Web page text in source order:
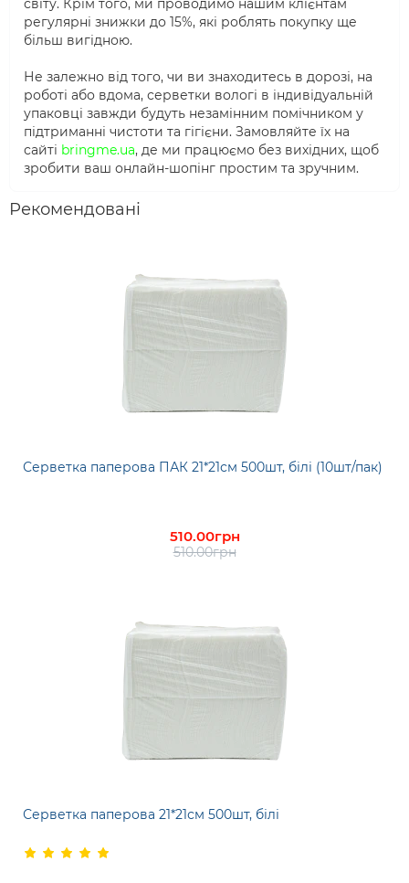
світу. Крім того, ми проводимо нашим клієнтам
регулярні знижки до 15%, які роблять покупку ще
більш вигідною.
Не залежно від того, чи ви знаходитесь в дорозі, на
роботі або вдома, серветки вологі в індивідуальній
упаковці завжди будуть незамінним помічником у
підтриманні чистоти та гігієни. Замовляйте їх на
сайті bringme.ua, де ми працюємо без вихідних, щоб
зробити ваш онлайн-шопінг простим та зручним.
Рекомендовані
Серветка паперова ПАК 21*21см 500шт, білі (10шт/пак)
510.00грн
510.00грн
Серветка паперова 21*21см 500шт, білі